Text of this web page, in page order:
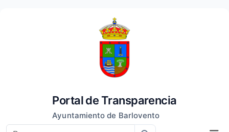
Portal de Transparencia
Ayuntamiento de Barlovento